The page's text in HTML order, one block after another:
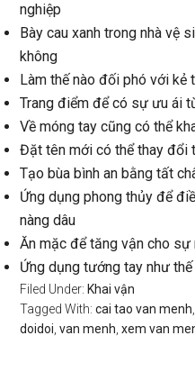
nghiệp
Bày cau xanh trong nhà vệ
không
Làm thế nào đối phó với kẻ
Trang điểm để có sự ưu ái
Về móng tay cũng có thể
Đặt tên mới có thể thay đổi
Tạo bùa bình an bằng tất
Ứng dụng phong thủy để
nàng dâu
Ăn mặc để tăng vận cho sự
Ứng dụng tướng tay như
Filed Under: Khai vận
Tagged With:cai tao van menh
doidoi ,van menh ,xem van